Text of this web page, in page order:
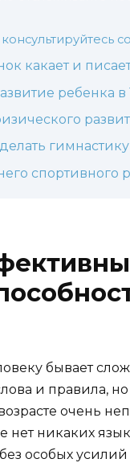
какает и
ребенка в
гимнастику
спортивного
бывает
и правила,
очень
нет никаких
особых